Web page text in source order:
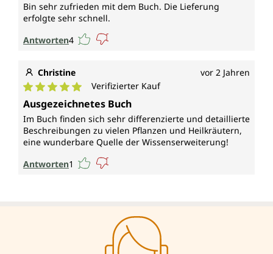
Bin sehr zufrieden mit dem Buch. Die Lieferung
erfolgte sehr schnell.
Antworten4
Christine vor 2 Jahren
Durchschnittliche Bewertung von 5 von 5 Sternen
Verifizierter Kauf
Ausgezeichnetes Buch
Im Buch finden sich sehr differenzierte und detaillierte
Beschreibungen zu vielen Pflanzen und Heilkräutern,
eine wunderbare Quelle der Wissenserweiterung!
Antworten1